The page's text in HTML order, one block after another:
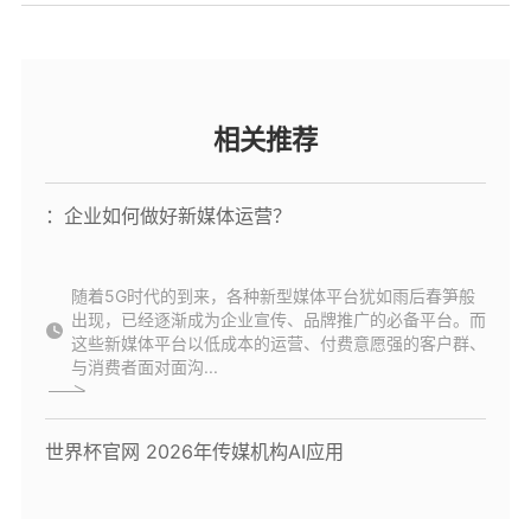
相关推荐
：企业如何做好新媒体运营？
随着5G时代的到来，各种新型媒体平台犹如雨后春笋般
出现，已经逐渐成为企业宣传、品牌推广的必备平台。而
这些新媒体平台以低成本的运营、付费意愿强的客户群、
与消费者面对面沟...
世界杯官网 2026年传媒机构AI应用